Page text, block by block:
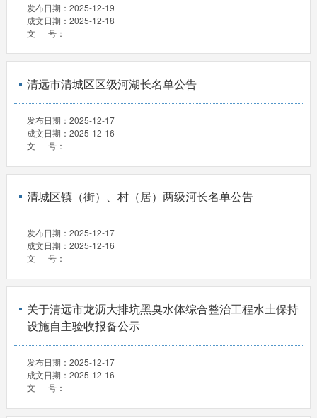
发布日期： 2025-12-19
成文日期： 2025-12-18
文 号：
清远市清城区区级河湖长名单公告
发布日期： 2025-12-17
成文日期： 2025-12-16
文 号：
清城区镇（街）、村（居）两级河长名单公告
发布日期： 2025-12-17
成文日期： 2025-12-16
文 号：
关于清远市龙沥大排坑黑臭水体综合整治工程水土保持
设施自主验收报备公示
发布日期： 2025-12-17
成文日期： 2025-12-16
文 号：